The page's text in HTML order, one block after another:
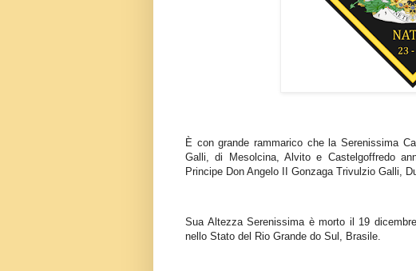
È con grande rammarico che la Serenissima
Galli, di Mesolcina, Alvito e Castelgoffredo
Principe Don Angelo II Gonzaga Trivulzio Galli,
Sua Altezza Serenissima è morto il 19
nello Stato del Rio Grande do Sul, Brasile.